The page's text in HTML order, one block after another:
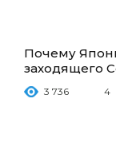
Почему
заходящего
3 736 4